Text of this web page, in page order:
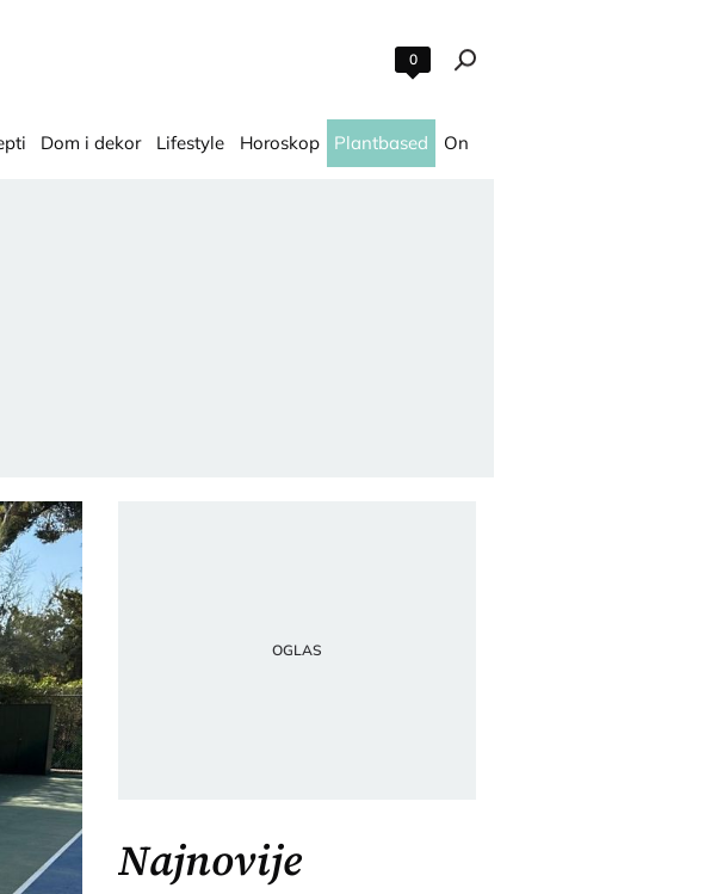
0
Dom i dekor Lifestyle Horoskop Plantbased On
Najnovije